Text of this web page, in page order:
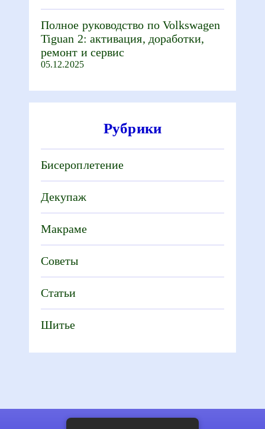
Полное руководство по Volkswagen
Tiguan 2: активация, доработки,
ремонт и сервис
05.12.2025
Рубрики
Бисероплетение
Декупаж
Макраме
Советы
Статьи
Шитье